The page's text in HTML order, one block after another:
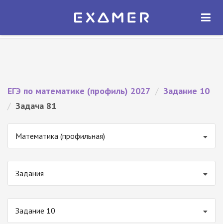
Экзамер — ЕГЭ 2027
ОТКРЫТЬ
ЕГЭ по математике (профиль) 2027 / Задание 10
/ Задача 81
Математика (профильная)
Задания
Задание 10